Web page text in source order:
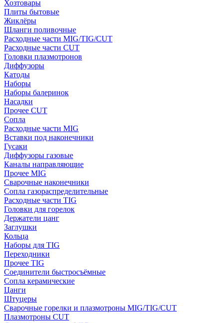
Хозтовары
Плиты бытовые
Жиклёры
Шланги поливочные
Расходные части MIG/TIG/CUT
Расходные части CUT
Головки плазмотронов
Диффузоры
Катоды
Наборы
Наборы балеринок
Насадки
Прочее CUT
Сопла
Расходные части MIG
Вставки под наконечники
Гусаки
Диффузоры газовые
Каналы направляющие
Прочее MIG
Сварочные наконечники
Сопла газораспределительные
Расходные части TIG
Головки для горелок
Держатели цанг
Заглушки
Кольца
Наборы для TIG
Переходники
Прочее TIG
Соединители быстросъёмные
Сопла керамические
Цанги
Штуцеры
Сварочные горелки и плазмотроны MIG/TIG/CUT
Плазмотроны CUT